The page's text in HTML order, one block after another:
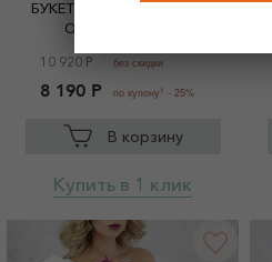
БУКЕТ НЕВЕСТЫ ИЗ КАЛЛ,
ОРХИДЕЙ И РОЗ
10 920 Р без скидки
8 190 Р по купону 1 - 25%
В корзину
Купить в 1 клик